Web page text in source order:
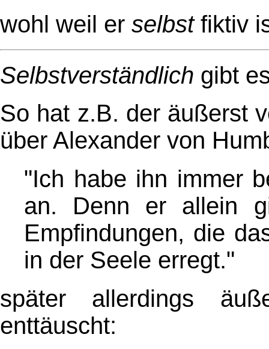
wohl weil er selbstfiktiv
Selbstverständlich gibt
So hat z.B. der äußerst
über Alexander von
"Ich habe ihn immer
an. Denn er allein
Empfindungen, die
in der Seele erregt."
später allerdings
enttäuscht: